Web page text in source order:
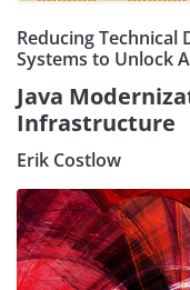
Reducing Technical
Systems to Unlock
Java
Infrastructure
Erik Costlow